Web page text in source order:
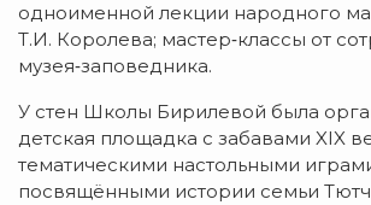
одноименной лекции народного
Т.И. Королева; мастер‑классы от
музея‑заповедника.
У стен Школы Бирилевой была
детская площадка с забавами XIX
тематическими настольными
посвящёнными истории семьи